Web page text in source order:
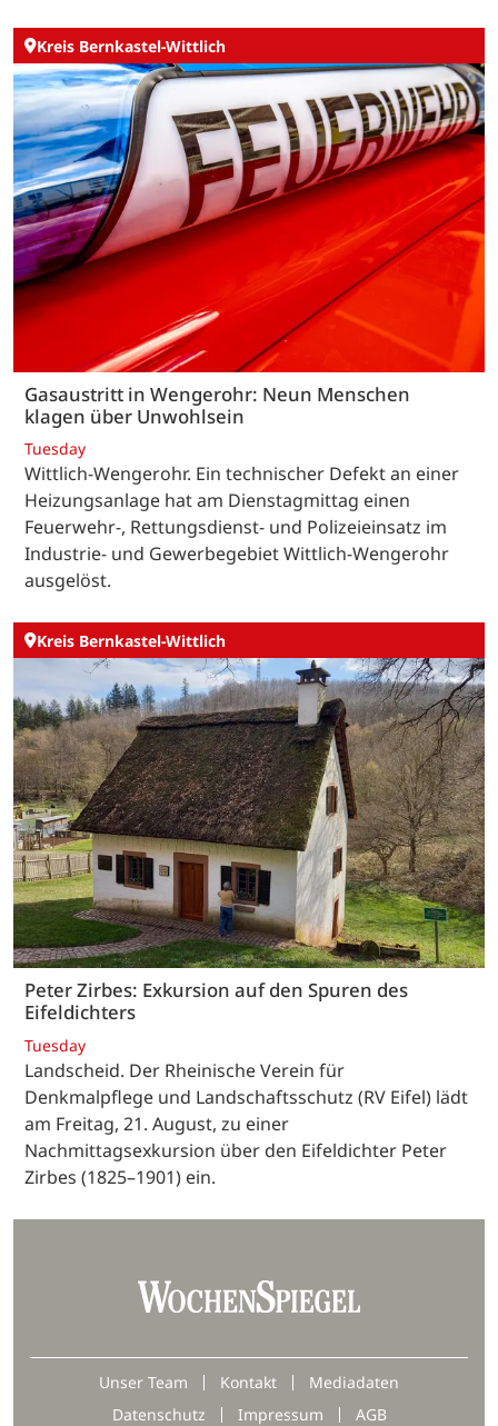
Kreis Bernkastel-Wittlich
Gasaustritt in Wengerohr: Neun Menschen
klagen über Unwohlsein
Tuesday
Wittlich-Wengerohr. Ein technischer Defekt an einer
Heizungsanlage hat am Dienstagmittag einen
Feuerwehr-, Rettungsdienst- und Polizeieinsatz im
Industrie- und Gewerbegebiet Wittlich-Wengerohr
ausgelöst.
Kreis Bernkastel-Wittlich
Peter Zirbes: Exkursion auf den Spuren des
Eifeldichters
Tuesday
Landscheid. Der Rheinische Verein für
Denkmalpflege und Landschaftsschutz (RV Eifel) lädt
am Freitag, 21. August, zu einer
Nachmittagsexkursion über den Eifeldichter Peter
Zirbes (1825–1901) ein.
Unser Team Kontakt
Mediadaten
Datenschutz
Impressum AGB